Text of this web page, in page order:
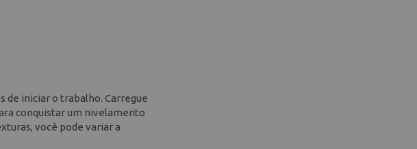
de iniciar o trabalho. Carregue
conquistar um nivelamento
você pode variar a